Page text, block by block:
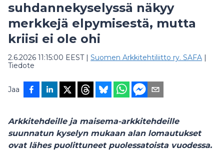
suhdannekyselyssä näkyy
merkkejä elpymisestä, mutta
kriisi ei ole ohi
2.6.2026 11:15:00 EEST| Suomen Arkkitehtiliitto ry. SAFA |
Tiedote
Jaa
Arkkitehdeille ja maisema-arkkitehdeille
suunnatun kyselyn mukaan alan lomautukset
ovat lähes puolittuneet puolessatoista vuodessa.